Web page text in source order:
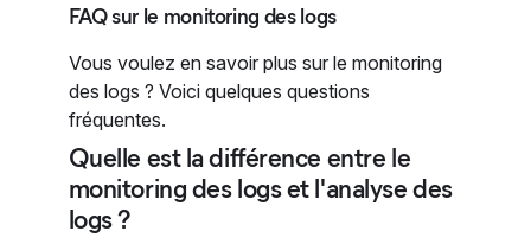
FAQ sur le monitoring des logs
Vous voulez en savoir plus sur le monitoring
des logs ? Voici quelques questions
fréquentes.
Quelle est la différence entre le
monitoring des logs et l'analyse des
logs ?